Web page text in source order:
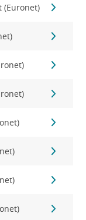
(Euronet)